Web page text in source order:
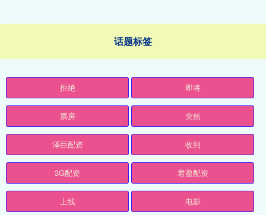
话题标签
拒绝 即将
票房 突然
泽巨配资 收到
3G配资 君盈配资
上线 电影